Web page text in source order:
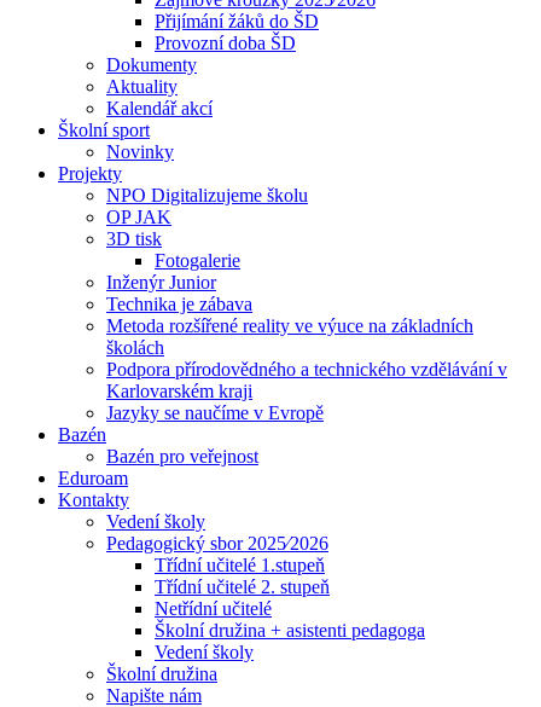
Přijímání žáků do ŠD
Provozní doba ŠD
Dokumenty
Aktuality
Kalendář akcí
Školní sport
Novinky
Projekty
NPO Digitalizujeme školu
OP JAK
3D tisk
Fotogalerie
Inženýr Junior
Technika je zábava
Metoda rozšířené reality ve výuce na základních
školách
Podpora přírodovědného a technického vzdělávání v
Karlovarském kraji
Jazyky se naučíme v Evropě
Bazén
Bazén pro veřejnost
Eduroam
Kontakty
Vedení školy
Pedagogický sbor 2025⁄2026
Třídní učitelé 1.stupeň
Třídní učitelé 2. stupeň
Netřídní učitelé
Školní družina + asistenti pedagoga
Vedení školy
Školní družina
Napište nám